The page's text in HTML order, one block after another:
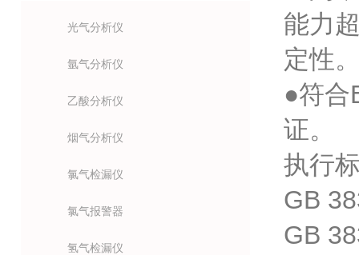
光气分析仪
氩气分析仪
乙酸分析仪
烟气分析仪
氯气检漏仪
氯气报警器
氢气检漏仪
能力
定性
●符合
证。
执行
GB
GB